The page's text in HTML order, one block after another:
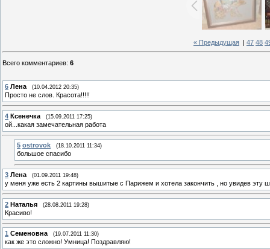
« Предыдущая 47 48
Всего комментариев: 6
6 Лена (10.04.2012 20:35)
Просто не слов. Красота!!!!!
4 Ксенечка (15.09.2011 17:25)
ой...какая замечательная работа
5 ostrovok (18.10.2011 11:34)
большое спасибо
3 Лена (01.09.2011 19:48)
у меня уже есть 2 картины вышитые с Парижем и хотела закончить , но увидев
2 Наталья (28.08.2011 19:28)
Красиво!
1 Семеновна (19.07.2011 11:30)
как же это сложно! Умница! Поздравляю!